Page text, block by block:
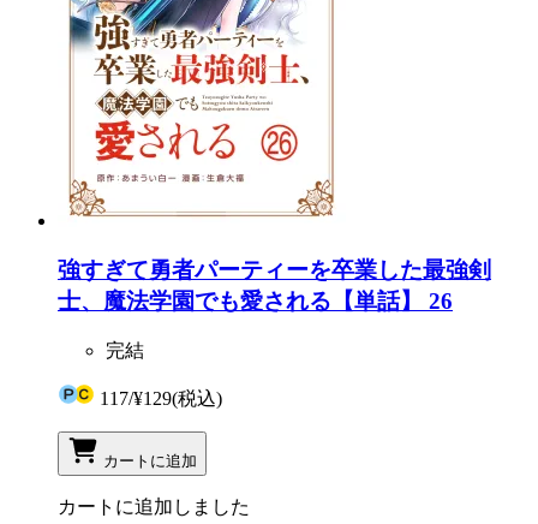
強すぎて勇者パーティーを卒業した最強剣
士、魔法学園でも愛される【単話】 26
完結
117/¥129(税込)
カートに追加
カートに追加しました